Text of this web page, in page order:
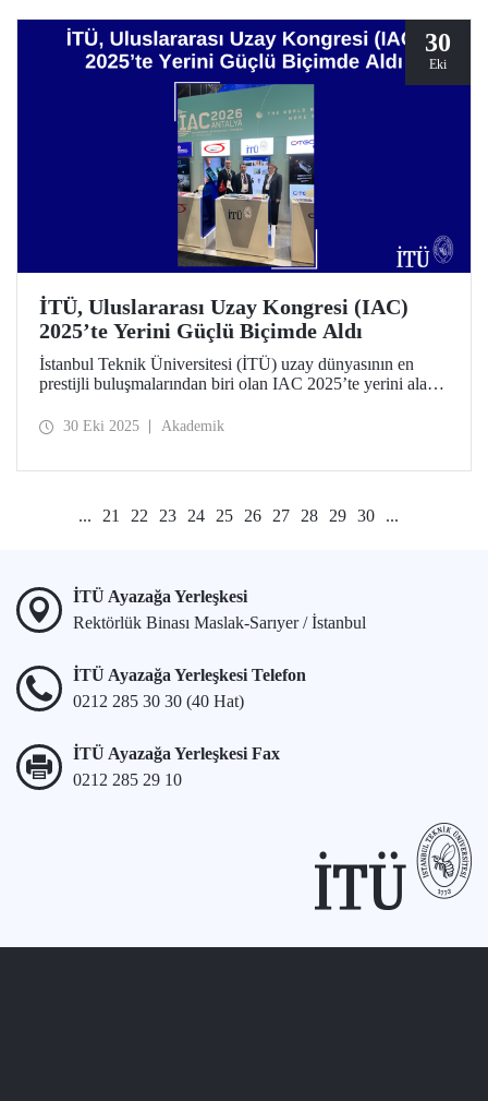
30
Eki
İTÜ, Uluslararası Uzay Kongresi (IAC)
2025’te Yerini Güçlü Biçimde Aldı
İstanbul Teknik Üniversitesi (İTÜ) uzay dünyasının en
prestijli buluşmalarından biri olan IAC 2025’te yerini alarak
30 Eki 2025 Akademik
... 21 22 23 24 25 26 27 28 29 30 ...
İTÜ Ayazağa Yerleşkesi
Rektörlük Binası Maslak-Sarıyer / İstanbul
İTÜ Ayazağa Yerleşkesi Telefon
0212 285 30 30 (40 Hat)
İTÜ Ayazağa Yerleşkesi Fax
0212 285 29 10